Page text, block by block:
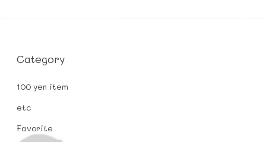
Category
100 yen item
etc
Favorite